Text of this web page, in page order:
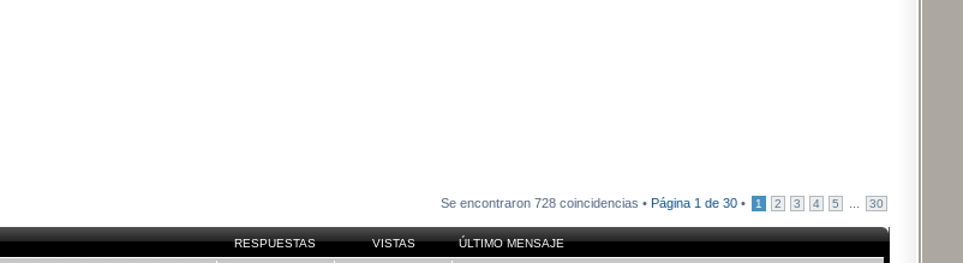
Se encontraron 728 coincidencias • Página 1 de30 • 1 2 3 4 5 30
RESPUESTAS VISTAS ÚLTIMO MENSAJE